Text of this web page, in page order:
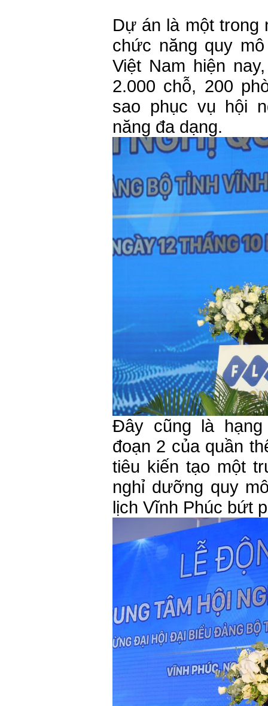
Dự án là một trong
chức năng quy
Việt Nam hiện
2.000 chỗ, 200
sao phục vụ hội
năng đa dạng.
Đây cũng là
đoạn 2 của quần
tiêu kiến tạo một
nghỉ dưỡng quy
lịch Vĩnh Phúc bứt